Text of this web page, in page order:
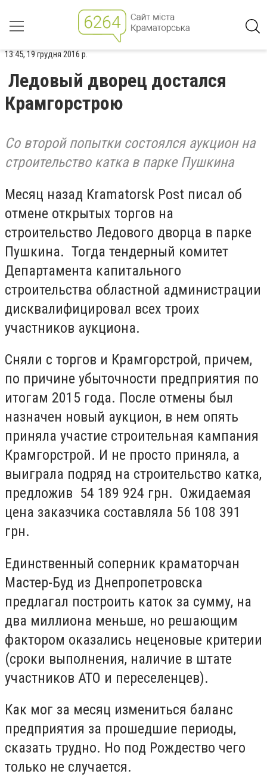
13:45, 19 грудня 2016 р.
Ледовый дворец достался
Крамгорстрою
Со второй попытки состоялся аукцион на
строительство катка в парке Пушкина
Месяц назад Kramatorsk Post писал об
отмене открытых торгов на
строительство Ледового дворца в парке
Пушкина. Тогда тендерный комитет
Департамента капитального
строительства областной администрации
дисквалифицировал всех троих
участников аукциона.
Сняли с торгов и Крамгорстрой, причем,
по причине убыточности предприятия по
итогам 2015 года. После отмены был
назначен новый аукцион, в нем опять
приняла участие строительная кампания
Крамгорстрой. И не просто приняла, а
выиграла подряд на строительство катка,
предложив 54 189 924 грн. Ожидаемая
цена заказчика составляла 56 108 391
грн.
Единственный соперник краматорчан
Мастер-Буд из Днепропетровска
предлагал построить каток за сумму, на
два миллиона меньше, но решающим
фактором оказались неценовые критерии
(сроки выполнения, наличие в штате
участников АТО и переселенцев).
Как мог за месяц измениться баланс
предприятия за прошедшие периоды,
сказать трудно. Но под Рождество чего
только не случается.